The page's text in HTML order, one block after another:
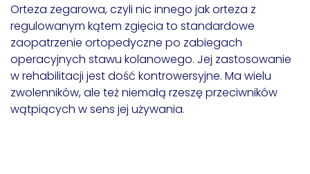
Orteza zegarowa, czyli nic innego jak orteza z
regulowanym kątem zgięcia to standardowe
zaopatrzenie ortopedyczne po zabiegach
operacyjnych stawu kolanowego. Jej zastosowanie
w rehabilitacji jest dość kontrowersyjne. Ma wielu
zwolenników, ale też niemałą rzeszę przeciwników
wątpiących w sens jej używania.